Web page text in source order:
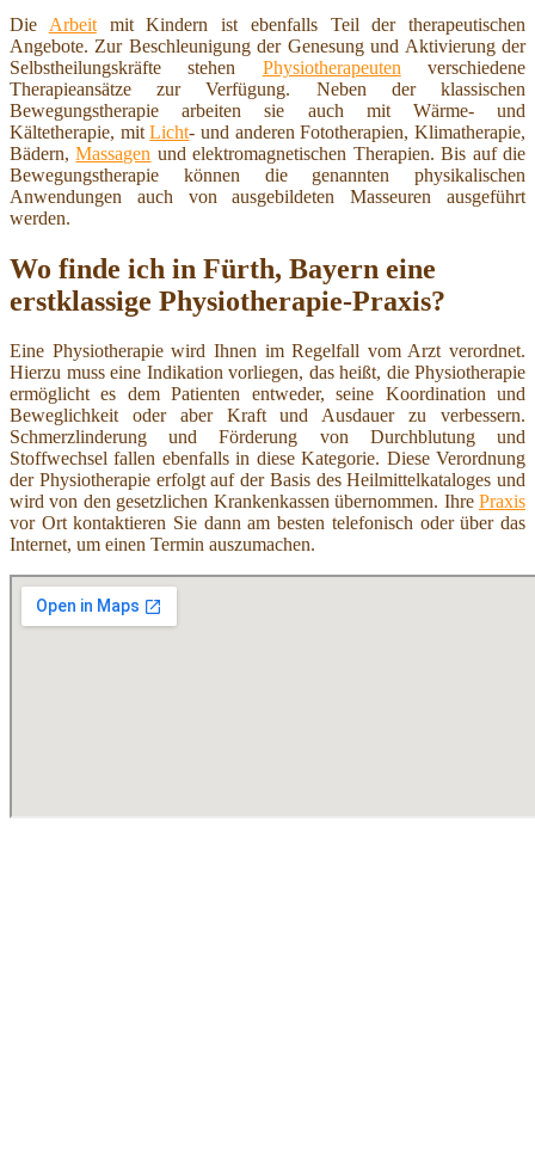
Die Arbeitmit Kindern ist ebenfalls Teil der therapeutischen
Angebote. Zur Beschleunigung der Genesung und Aktivierung der
Selbstheilungskräfte stehen Physiotherapeuten verschiedene
Therapieansätze zur Verfügung. Neben der klassischen
Bewegungstherapie arbeiten sie auch mit Wärme- und
Kältetherapie, mitLicht- und anderen Fototherapien, Klimatherapie,
Bädern,Massagen und elektromagnetischen Therapien. Bis auf die
Bewegungstherapie können die genannten physikalischen
Anwendungen auch von ausgebildeten Masseuren ausgeführt
werden.
Wo finde ich in Fürth, Bayern eine
erstklassige Physiotherapie-Praxis?
Eine Physiotherapie wird Ihnen im Regelfall vom Arzt verordnet.
Hierzu muss eine Indikation vorliegen, das heißt, die Physiotherapie
ermöglicht es dem Patienten entweder, seine Koordination und
Beweglichkeit oder aber Kraft und Ausdauer zu verbessern.
Schmerzlinderung und Förderung von Durchblutung und
Stoffwechsel fallen ebenfalls in diese Kategorie. Diese Verordnung
der Physiotherapie erfolgt auf der Basis des Heilmittelkataloges und
wird von den gesetzlichen Krankenkassen übernommen. Ihre Praxis
vor Ort kontaktieren Sie dann am besten telefonisch oder über das
Internet, um einen Termin auszumachen.